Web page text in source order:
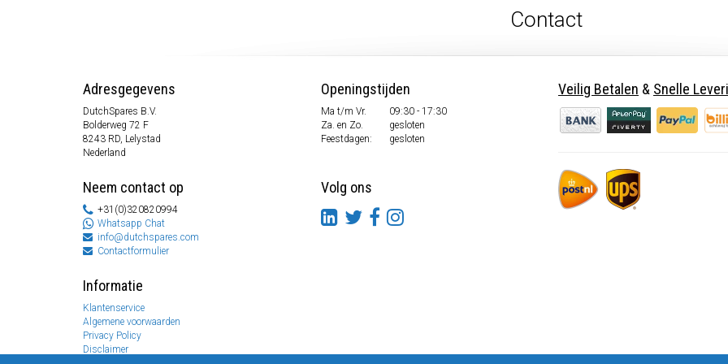
Contact
Adresgegevens
DutchSpares B.V.
Bolderweg 72 F
8243 RD, Lelystad
Nederland
Neem contact op
+31(0)320820994
Whatsapp Chat
info@dutchspares.com
Contactformulier
Informatie
Klantenservice
Algemene voorwaarden
Privacy Policy
Disclaimer
Openingstijden
Ma t/m Vr.
09:30 - 17:30
Za. en Zo.
gesloten
Feestdagen:
gesloten
Volg ons
Veilig Betalen & Snelle